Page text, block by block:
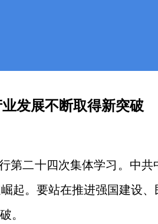
发展不断取得新突破
第二十四次集体学习。中
起。要站在推进强国建设
。